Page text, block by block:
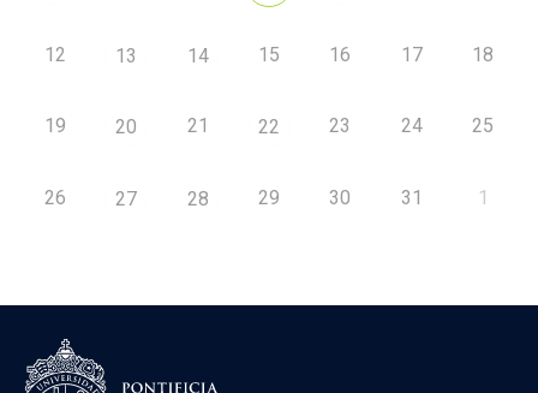
12 13 14 15 16 17 18
19 20 21 22 23 24 25
26 27 28 29 30 31 1